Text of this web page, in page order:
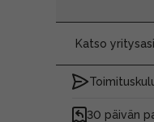
Katso
30 päivän